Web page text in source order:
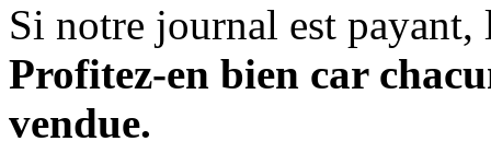
Si notre journal est payant,
Profitez-en bien car
vendue.